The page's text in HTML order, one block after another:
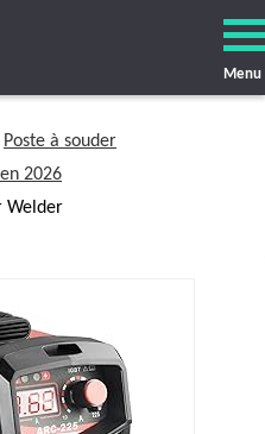
Menu
Poste à souder
2026
Welder